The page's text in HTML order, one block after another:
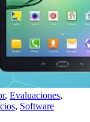
, Evaluaciones,
, Software